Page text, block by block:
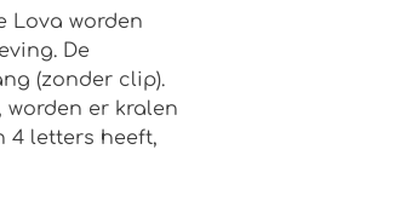
Lova worden
De
(zonder clip).
worden er kralen
4 letters heeft,